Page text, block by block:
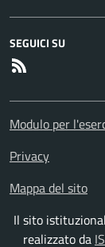
SEGUICI SU
Modulo per
Privacy
Mappa del sito
Il sito
realizzato da